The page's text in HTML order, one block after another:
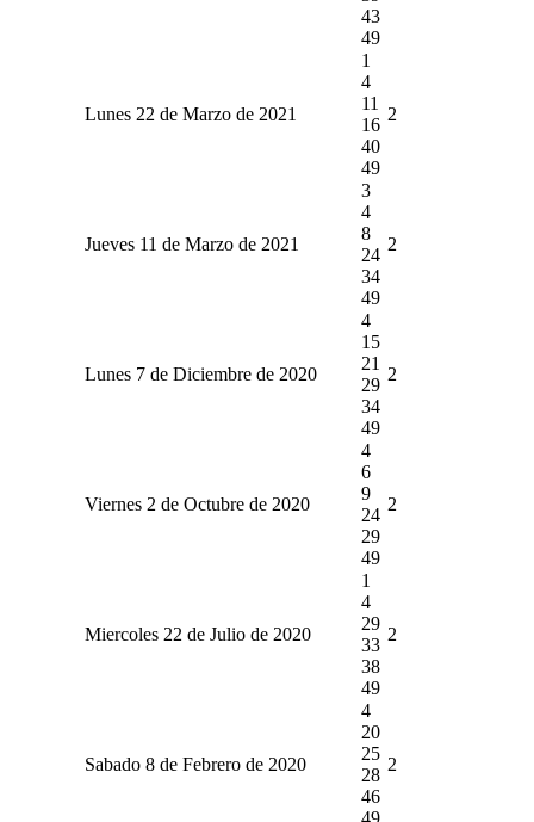
43
49
Lunes 22 de Marzo de 2021
1
4
11
16
40
49
2
Jueves 11 de Marzo de 2021
3
4
8
24
34
49
2
Lunes 7 de Diciembre de 2020
4
15
21
29
34
49
2
Viernes 2 de Octubre de 2020
4
6
9
24
29
49
2
Miercoles 22 de Julio de 2020
1
4
29
33
38
49
2
Sabado 8 de Febrero de 2020
4
20
25
28
46
49
2